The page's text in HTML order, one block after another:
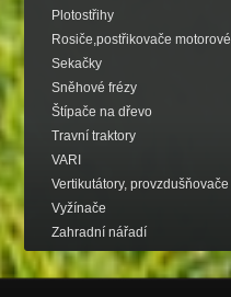
Plotostřihy
Rosiče,postřikovače motorové
Sekačky
Sněhové frézy
Štípače na dřevo
Travní traktory
VARI
Vertikutátory, provzdušňovače
Vyžínače
Zahradní nářadí